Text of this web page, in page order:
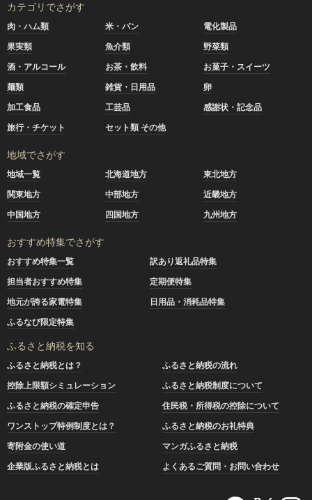
カテゴリでさがす
肉・ハム類 米・パン
電化製品
果実類
魚介類
野菜類
酒・アルコール
お茶・飲料
お菓子・スイーツ
麺類
雑貨・日用品
卵
加工食品
工芸品
感謝状・記念品
旅行・チケット
セット類 その他
地域でさがす
地域一覧 北海道地方
東北地方
関東地方
中部地方
近畿地方
中国地方
四国地方 九州地方
おすすめ特集でさがす
おすすめ特集一覧
訳あり返礼品特集
担当者おすすめ特集
定期便特集
地元が誇る家電特集
日用品・消耗品特集
ふるなび限定特集
ふるさと納税を知る
ふるさと納税とは？
ふるさと納税の流れ
控除上限額シミュレーション
ふるさと納税制度について
ふるさと納税の確定申告
住民税・所得税の控除について
ワンストップ特例制度とは？
ふるさと納税のお礼特典
寄附金の使い道
マンガふるさと納税
企業版ふるさと納税とは
よくあるご質問・お問い合わせ